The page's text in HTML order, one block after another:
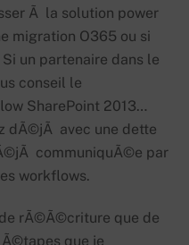
Ã la solution power
migration O365 ou si
un partenaire dans le
conseil le
SharePoint 2013…
dÃ©jÃ avec une dette
communiquÃ©e par
workflows.
rÃ©Ã©criture que de
que je